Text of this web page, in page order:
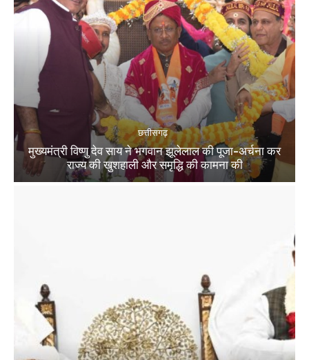
छत्तीसगढ़
मुख्यमंत्री विष्णु देव साय ने भगवान झूलेलाल की पूजा-अर्चना कर
राज्य की खुशहाली और समृद्धि की कामना की